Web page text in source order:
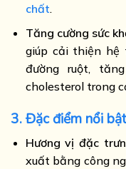
chất.
Tăng cường sức
giúp cải thiện hệ
đường ruột,
cholesterol trong
3. Đặc điểm nổi
Hương vị đặc
xuất bằng công